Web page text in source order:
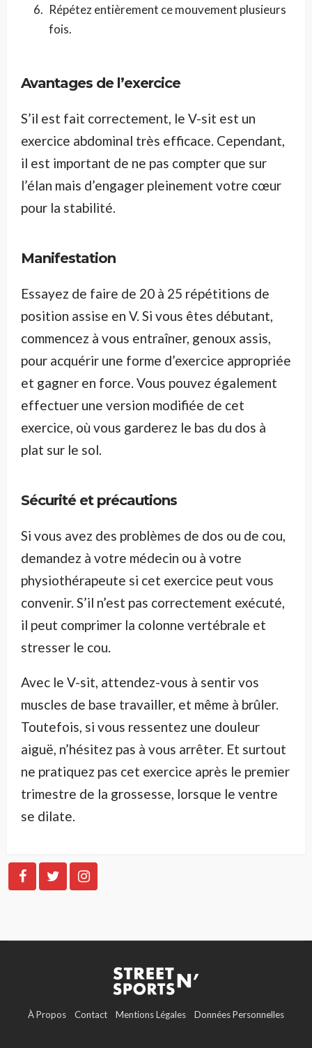
Répétez entièrement ce mouvement plusieurs
fois.
Avantages de l’exercice
S’il est fait correctement, le V-sit est un
exercice abdominal très efficace. Cependant,
il est important de ne pas compter que sur
l’élan mais d’engager pleinement votre cœur
pour la stabilité.
Manifestation
Essayez de faire de 20 à 25 répétitions de
position assise en V. Si vous êtes débutant,
commencez à vous entraîner, genoux assis,
pour acquérir une forme d’exercice appropriée
et gagner en force. Vous pouvez également
effectuer une version modifiée de cet
exercice, où vous garderez le bas du dos à
plat sur le sol.
Sécurité et précautions
Si vous avez des problèmes de dos ou de cou,
demandez à votre médecin ou à votre
physiothérapeute si cet exercice peut vous
convenir. S’il n’est pas correctement exécuté,
il peut comprimer la colonne vertébrale et
stresser le cou.
Avec le V-sit, attendez-vous à sentir vos
muscles de base travailler, et même à brûler.
Toutefois, si vous ressentez une douleur
aiguë, n’hésitez pas à vous arrêter. Et surtout
ne pratiquez pas cet exercice après le premier
trimestre de la grossesse, lorsque le ventre
se dilate.
À Propos Contact Mentions Légales Données Personnelles